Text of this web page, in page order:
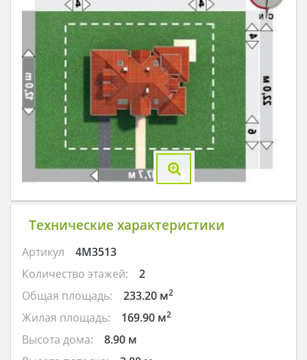
Технические характеристики
Артикул
4M3513
Количество этажей:
2
Общая площадь:
233.20 м2
Жилая площадь: 169.90 м2
Высота дома:
8.90 м